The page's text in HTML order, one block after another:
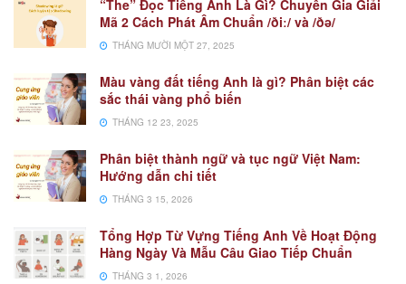
“The” Đọc Tiếng Anh Là Gì? Chuyên Gia Giải
Mã 2 Cách Phát Âm Chuẩn /ðiː/ và /ðə/
THÁNG MƯỜI MỘT 27, 2025
Màu vàng đất tiếng Anh là gì? Phân biệt các
sắc thái vàng phổ biến
THÁNG 12 23, 2025
Phân biệt thành ngữ và tục ngữ Việt Nam:
Hướng dẫn chi tiết
THÁNG 3 15, 2026
Tổng Hợp Từ Vựng Tiếng Anh Về Hoạt Động
Hàng Ngày Và Mẫu Câu Giao Tiếp Chuẩn
THÁNG 3 1, 2026